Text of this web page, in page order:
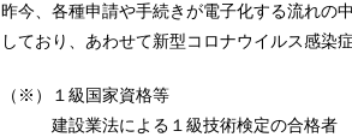
昨今、各種申請や手続きが電子化する流れの
しており、あわせて新型コロナウイルス感染
（※）１級国家資格等
建設業法による１級技術検定の合格者